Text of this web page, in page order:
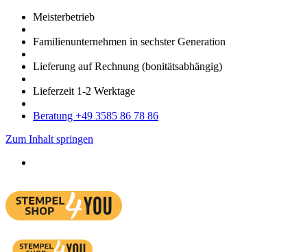
Meister­betrieb
Familien­unter­nehmen in sechster Gene­ration
Lieferung auf Rech­nung (bonitätsabhängig)
Liefer­zeit 1-2 Werk­tage
Bera­tung +49 3585 86 78 86
Zum Inhalt springen